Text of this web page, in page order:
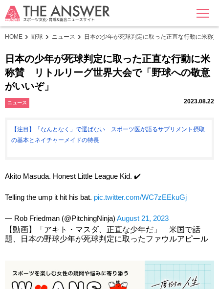
MENU
HOME 野球 ニュース 日本の少年が死球判定に取った正直な行動に米
日本の少年が死球判定に取った正直な行動に米
称賛 リトルリーグ世界大会で「野球への敬意
がいいぞ」
ニュース 2023.08.22
【注目】「なんとなく」で選ばない スポーツ医が語るサプリメント摂取
の基本とネイチャーメイドの特長
Akito Masuda. Honest Little League Kid. ✔️
Telling the ump it hit his bat. pic.twitter.com/WC7zEEkuGj
— Rob Friedman (@PitchingNinja) August 21, 2023
【動画】「アキト・マスダ、正直な少年だ」 米国で話
題、日本の野球少年が死球判定に取ったファウルアピール